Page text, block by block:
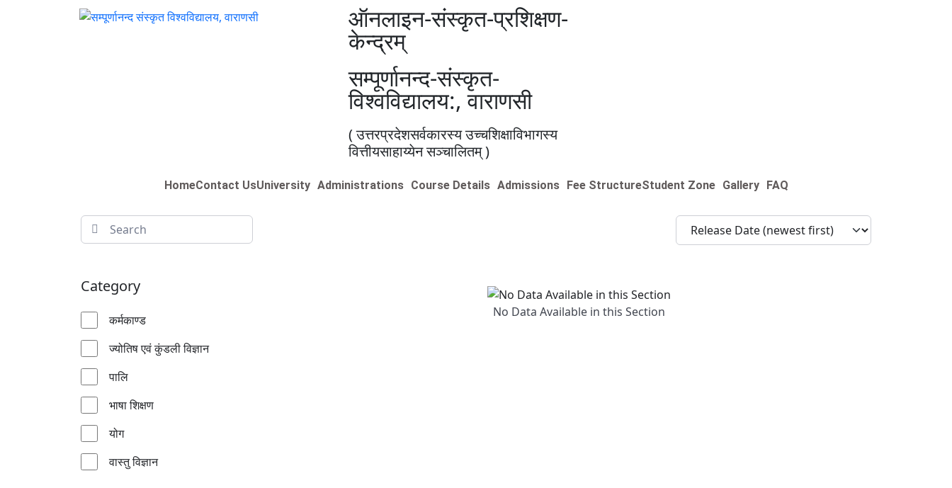
ऑनलाइन-संस्कृत-प्रशिक्षण-
केन्द्रम्
सम्पूर्णानन्द-संस्कृत-
विश्वविद्यालय:, वाराणसी
( उत्तरप्रदेशसर्वकारस्य उच्चशिक्षाविभागस्य
वित्तीयसाहाय्येन सञ्चालितम् )
HomeContact UsUniversity Administrations Course Details Admissions Fee StructureStudent Zone Gallery FAQ
Category
कर्मकाण्ड
ज्योतिष एवं कुंडली विज्ञान
पालि
भाषा शिक्षण
योग
वास्तु विज्ञान
No Data Available in this Section